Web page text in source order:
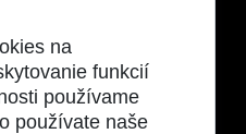
na
funkcií
používame
používate naše